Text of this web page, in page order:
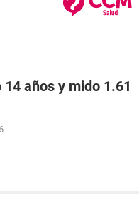
años y mido 1.61